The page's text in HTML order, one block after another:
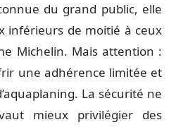
du grand public, elle
inférieurs de moitié à ceux
Michelin. Mais attention :
une adhérence limitée et
La sécurité ne
mieux privilégier des